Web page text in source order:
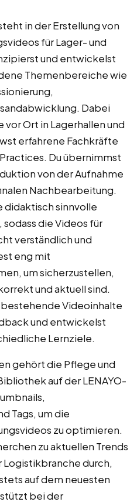
in der Erstellung von
für Lager- und
und entwickelst
Themenbereiche wie
Dabei
Ort in Lagerhallen und
erfahrene Fachkräfte
Du übernimmst
von der Aufnahme
Nachbearbeitung.
didaktisch sinnvolle
die Videos für
verständlich und
eng mit
um sicherzustellen,
und aktuell sind.
Videoinhalte
und entwickelst
Lernziele.
gehört die Pflege und
auf der LENAYO-
Tags, um die
zu optimieren.
zu aktuellen Trends
Logistikbranche durch,
auf dem neuesten
bei der